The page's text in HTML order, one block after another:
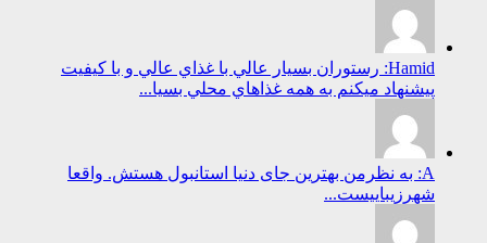
Hamid: رستوران بسيار عالي با غذاي عالي و با كيفيت
پيشنهاد ميكنم به همه غذاهاي محلي بسيا...
A: به نظرمن بهترین جای دنیا استانبول هستش. واقعا
شهرزیباییست...